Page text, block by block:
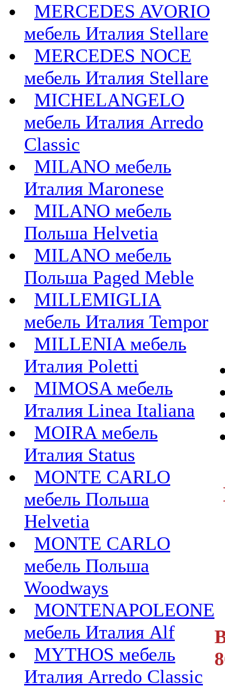
MERCEDES AVORIO
мебель Италия Stellare
MERCEDES NOCE
мебель Италия Stellare
MICHELANGELO
мебель Италия Arredo
Classic
MILANO мебель
Италия Maronese
MILANO мебель
Польша Helvetia
MILANO мебель
Польша Paged Meble
MILLEMIGLIA
мебель Италия Tempor
MILLENIA мебель
Италия Poletti
MIMOSA мебель
Италия Linea Italiana
MOIRA мебель
Италия Status
MONTE CARLO
мебель Польша
Helvetia
MONTE CARLO
мебель Польша
Woodways
MONTENAPOLEONE
мебель Италия Alf
MYTHOS мебель
Италия Arredo Classic